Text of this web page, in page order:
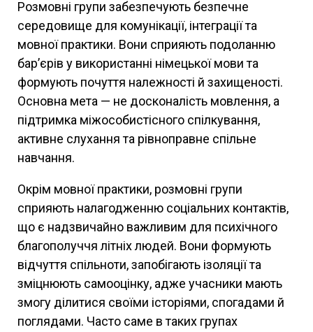
Розмовні групи забезпечують безпечне
середовище для комунікації, інтеграції та
мовної практики. Вони сприяють подоланню
бар’єрів у використанні німецької мови та
формують почуття належності й захищеності.
Основна мета — не досконалість мовлення, а
підтримка міжособистісного спілкування,
активне слухання та рівноправне спільне
навчання.
Окрім мовної практики, розмовні групи
сприяють налагодженню соціальних контактів,
що є надзвичайно важливим для психічного
благополуччя літніх людей. Вони формують
відчуття спільноти, запобігають ізоляції та
зміцнюють самооцінку, адже учасники мають
змогу ділитися своїми історіями, спогадами й
поглядами. Часто саме в таких групах